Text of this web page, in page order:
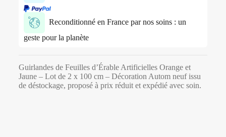
Reconditionné en France par nos soins : un
geste pour la planète
Guirlandes de Feuilles d’Érable Artificielles Orange et
Jaune – Lot de 2 x 100 cm – Décoration Autom neuf issu
de déstockage, proposé à prix réduit et expédié avec soin.